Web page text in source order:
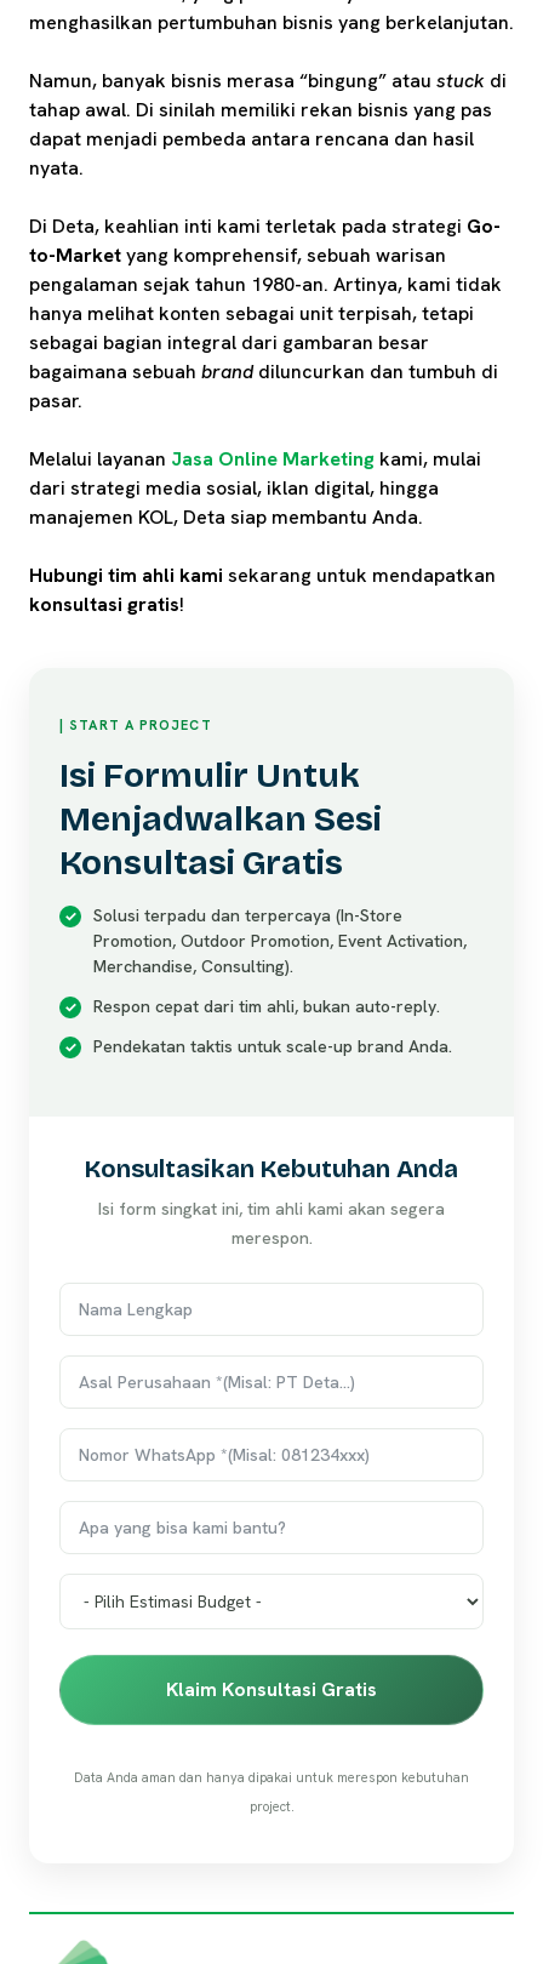
menghasilkan pertumbuhan bisnis yang berkelanjutan.
Namun, banyak bisnis merasa “bingung” atau stuck di
tahap awal. Di sinilah memiliki rekan bisnis yang pas
dapat menjadi pembeda antara rencana dan hasil
nyata.
Di Deta, keahlian inti kami terletak pada strategi Go-
to-Marketyang komprehensif, sebuah warisan
pengalaman sejak tahun 1980-an. Artinya, kami tidak
hanya melihat konten sebagai unit terpisah, tetapi
sebagai bagian integral dari gambaran besar
bagaimana sebuah branddiluncurkan dan tumbuh di
pasar.
Melalui layanan Jasa Online Marketing kami, mulai
dari strategi media sosial, iklan digital, hingga
manajemen KOL, Deta siap membantu Anda.
Hubungi tim ahli kami sekarang untuk mendapatkan
konsultasi gratis!
| START A PROJECT
Isi Formulir Untuk
Menjadwalkan Sesi
Konsultasi Gratis
Solusi terpadu dan terpercaya (In-Store
Promotion, Outdoor Promotion, Event Activation,
Merchandise, Consulting).
Respon cepat dari tim ahli, bukan auto-reply.
Pendekatan taktis untuk scale-up brand Anda.
Konsultasikan Kebutuhan Anda
Isi form singkat ini, tim ahli kami akan segera
merespon.
Klaim Konsultasi Gratis
Data Anda aman dan hanya dipakai untuk merespon kebutuhan
project.